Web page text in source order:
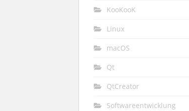
KooKooK
Linux
macOS
Qt
QtCreator
Softwareentwicklung